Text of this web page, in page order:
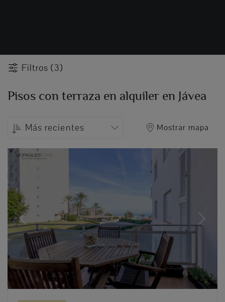
Filtros (3)
Pisos con terraza en alquiler en Jávea
Más recientes Mostrar mapa
Previous Next